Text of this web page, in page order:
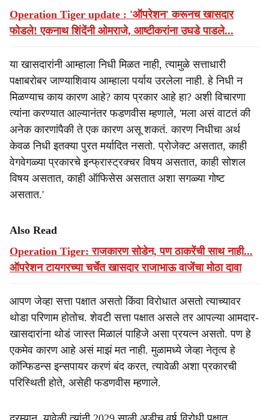
Operation Tiger update : 'ऑपरेशन' करूनच खासदार
फोडले! एकनाथ शिंदेंनी ओमराजे, आष्टीकरांना उघडे पाडले...
या खासदारांनी आम्हाला निधी मिळत नाही, त्यामुळे सत्ताधारी
पक्षाबरोबर जाण्याशिवाय आम्हाला पर्याय उरलेला नाही. हे निधी न
मिळण्याच काय कारण आहे? काय प्रकार आहे हा? अशी विचारणा
त्यांना करण्यात आल्यानंतर फडणवीस म्हणाले, 'मला असं वाटतं की
अनेक कारणांपैकी ते एक कारण असू शकतं. कारण निधीचा अर्थ
केवळ निधी इतक्या पुरत मर्यादित नसतो. प्रोजेक्ट असतात, काही
वेगवेगळ्या प्रकारचे इन्फ्रास्ट्रक्चर विषय असतात, काही सोशल
विषय असतात, काही ऑफिसेस असतात अशा सगळ्या गोष्ट
असतात.'
Also Read
Operation Tiger: राजकारण सोडेन, पण ठाकरेंची साथ नाही...
ऑपरेशन टायगरच्या चर्चेत खासदार राजाभाऊ वाजेंचा मोठा दावा
आपण जेव्हा सत्ता पक्षात असतो किंवा विरोधात असतो त्याच्यावर
थोडा परिणाम होतोच. शेवटी सत्ता पक्षात असले तर आपल्या आमदार-
खासदारांना थोडं जास्त मिळालं पाहिजे असा प्रयत्न असतो. पण हे
एकमेव कारण आहे असं माझं मत नाही. मुळामध्ये जेव्हा नेतृत्व हे
कॉन्फिडन्स इन्सपायर करणं बंद करत, त्यावेळी अशा प्रकारची
परिस्थिती होते, असेही फडणवीस म्हणाले.